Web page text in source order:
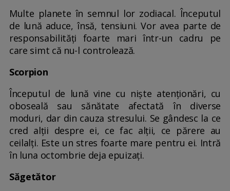
Multe planete în semnul lor zodiacal. Începutul
de lună aduce, însă, tensiuni. Vor avea parte de
responsabilități foarte mari într-un cadru pe
care simt că nu-l controlează.
Scorpion
Începutul de lună vine cu niște atenționări, cu
oboseală sau sănătate afectată în diverse
moduri, dar din cauza stresului. Se gândesc la ce
cred alții despre ei, ce fac alții, ce părere au
ceilalți. Este un stres foarte mare pentru ei. Intră
în luna octombrie deja epuizați.
Săgetător